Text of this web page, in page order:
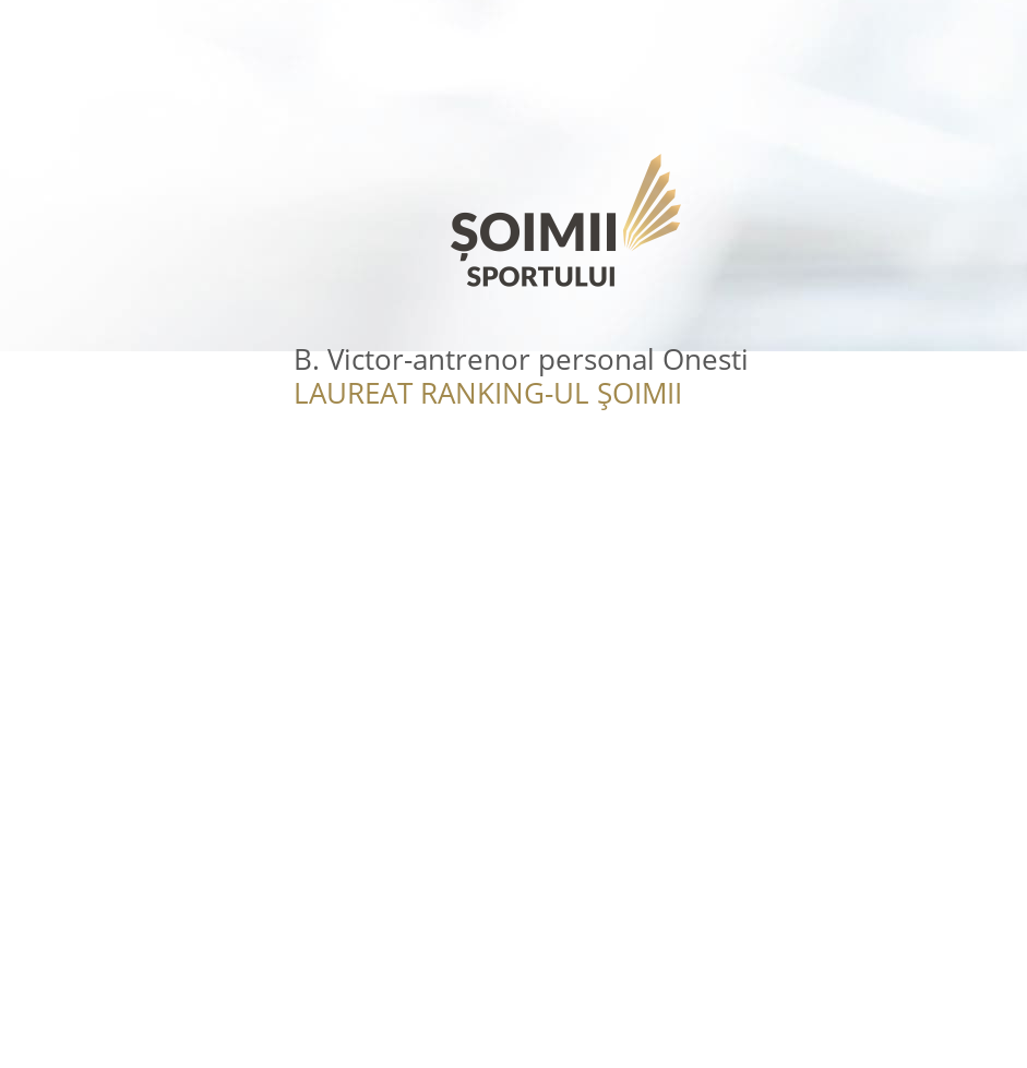
B. Victor-antrenor personal Onesti
LAUREAT RANKING-UL ȘOIMII